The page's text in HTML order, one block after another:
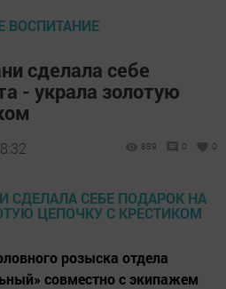
ВОСПИТАНИЕ
сделала себе
- украла золотую
889 0 0
розыска отдела
совместно с экипажем